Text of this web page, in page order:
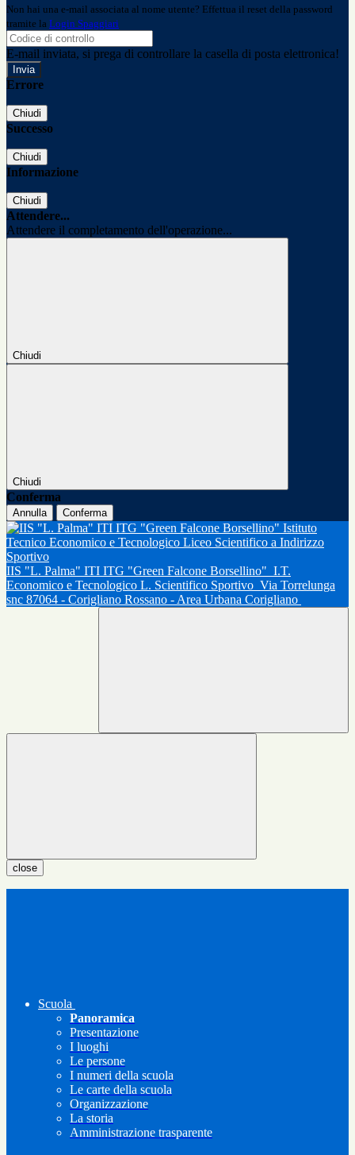
Non hai una e-mail associata al nome utente? Effettua il reset della password
tramite la Login Spaggiari
E-mail inviata, si prega di controllare la casella di posta elettronica!
Errore
Chiudi
Successo
Chiudi
Informazione
Chiudi
Attendere...
Attendere il completamento dell'operazione...
Chiudi
Chiudi
Conferma
Annulla Conferma
IIS "L. Palma" ITI ITG "Green Falcone Borsellino" I.T.
Economico e Tecnologico L. Scientifico Sportivo Via Torrelunga
snc 87064 - Corigliano Rossano - Area Urbana Corigliano
close
Scuola
Panoramica
Presentazione
I luoghi
Le persone
I numeri della scuola
Le carte della scuola
Organizzazione
La storia
Amministrazione trasparente